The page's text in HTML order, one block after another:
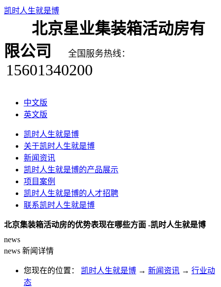
凯时人生就是博
北京星业集装箱活动房有
限公司
全国服务热线：
15601340200
中文版
英文版
凯时人生就是博
关于凯时人生就是博
新闻资讯
凯时人生就是博的产品展示
项目案例
凯时人生就是博的人才招聘
联系凯时人生就是博
北京集装箱活动房的优势表现在哪些方面 -凯时人生就是博
news
news 新闻详情
您现在的位置： 凯时人生就是博 → 新闻资讯 → 行业动
态